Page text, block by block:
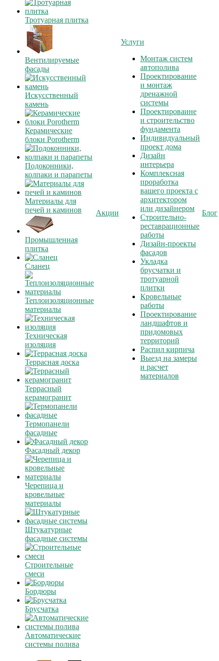
Тротуарная плитка
Вентилируемые
фасады
Искусственный
камень
Керамические
блоки Porotherm
Подоконники,
колпаки и парапеты
Материалы для
печей и каминов
Промышленная
плитка
Сланец
Теплоизоляционные
материалы
Техническая
изоляция
Террасная доска
Террасный
керамогранит
Термопанели
фасадные
Фасадный декор
Черепица и
кровельные
материалы
Штукатурные
фасадные системы
Строительные
смеси
Бордюры
Брусчатка
Автоматические
системы полива
Акции
Услуги
Монтаж систем
автополива
Проектирование
и монтаж
дренажной
системы
Проектироваине
и строительство
фундамента
Индивидуальный
проект дома
Дизайн
интерьера
Комплексная
проработка
вашего проекта с
архитектором
или дизайнером
Строительно-
реставрационные
работы
Дизайн-проекты
фасадов
Укладка
брусчатки и
тротуарной
плитки
Кровельные
работы
Проектирование
ландшафтов и
придомовых
территорий
Распил кирпича
Выезд на замеры
и расчет
материалов
Блог